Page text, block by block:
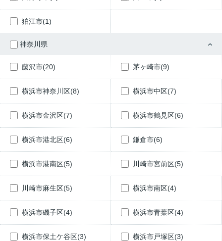
狛江市(1)
神奈川県
藤沢市(20) 茅ヶ崎市(9)
横浜市神奈川区(8) 横浜市中区(7)
横浜市金沢区(7) 横浜市鶴見区(6)
横浜市港北区(6) 鎌倉市(6)
横浜市港南区(5) 川崎市宮前区(5)
川崎市麻生区(5) 横浜市南区(4)
横浜市磯子区(4) 横浜市青葉区(4)
横浜市保土ケ谷区(3) 横浜市戸塚区(3)